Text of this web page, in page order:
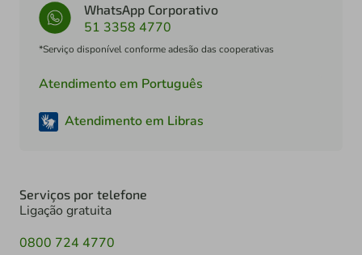
WhatsApp Corporativo
51 3358 4770
*Serviço disponível conforme adesão das cooperativas
Atendimento em Português
Atendimento em Libras
Serviços por telefone
Ligação gratuita
0800 724 4770